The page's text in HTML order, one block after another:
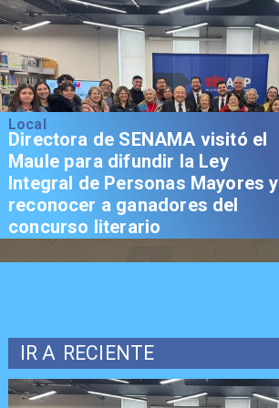
Local
Directora de SENAMA visitó el
Maule para difundir la Ley
Integral de Personas Mayores y
reconocer a ganadores del
concurso literario
IR A RECIENTE